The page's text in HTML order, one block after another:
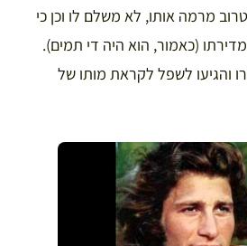
מרמה אותו, לא משלם לו וכן כי
(כאמור, הוא היה די תמים).
והגיעו לשפל לקראת מותו של